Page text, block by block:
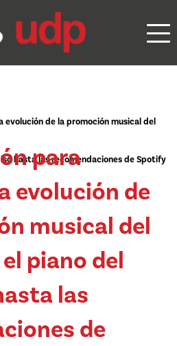
evolución de la promoción musical del
hasta las recomendaciones de Spotify
para
evolución de
musical del
piano del
las
de